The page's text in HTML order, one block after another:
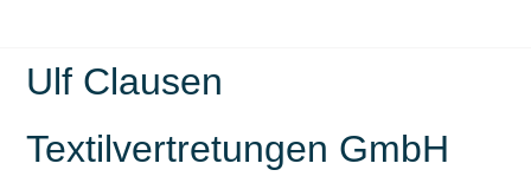
Ulf Clausen
Textilvertretungen GmbH